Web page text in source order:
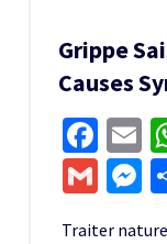
Grippe
Causes
Traiter